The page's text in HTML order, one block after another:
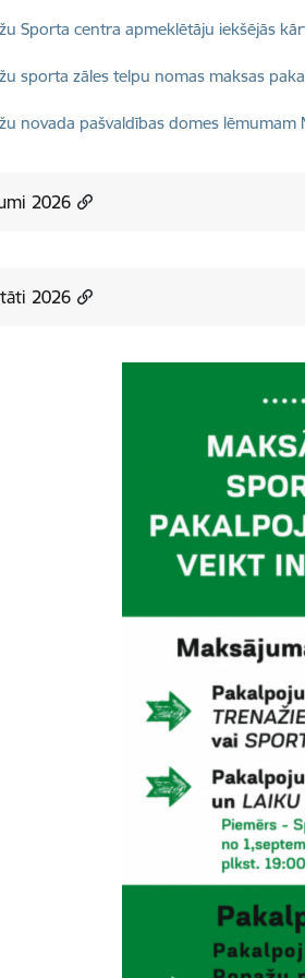
Sporta centra apmeklētāju iekšējās
sporta zāles telpu nomas maksas
novada pašvaldības domes
2026
2026